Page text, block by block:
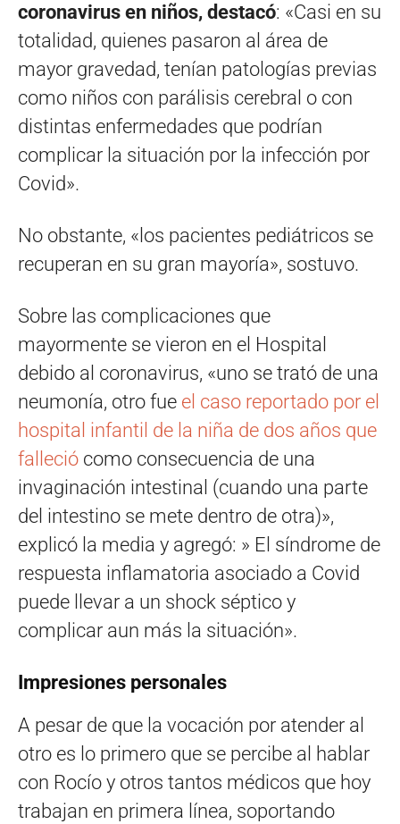
coronavirus en niños, destacó: «Casi en su
totalidad, quienes pasaron al área de
mayor gravedad, tenían patologías previas
como niños con parálisis cerebral o con
distintas enfermedades que podrían
complicar la situación por la infección por
Covid».
No obstante, «los pacientes pediátricos se
recuperan en su gran mayoría», sostuvo.
Sobre las complicaciones que
mayormente se vieron en el Hospital
debido al coronavirus, «uno se trató de una
neumonía, otro fue el caso reportado por el
hospital infantil de la niña de dos años que
falleció como consecuencia de una
invaginación intestinal (cuando una parte
del intestino se mete dentro de otra)»,
explicó la media y agregó: » El síndrome de
respuesta inflamatoria asociado a Covid
puede llevar a un shock séptico y
complicar aun más la situación».
Impresiones personales
A pesar de que la vocación por atender al
otro es lo primero que se percibe al hablar
con Rocío y otros tantos médicos que hoy
trabajan en primera línea, soportando